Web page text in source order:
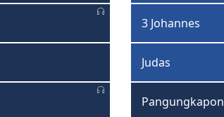
3 Johannes
Judas
Pangungkapon